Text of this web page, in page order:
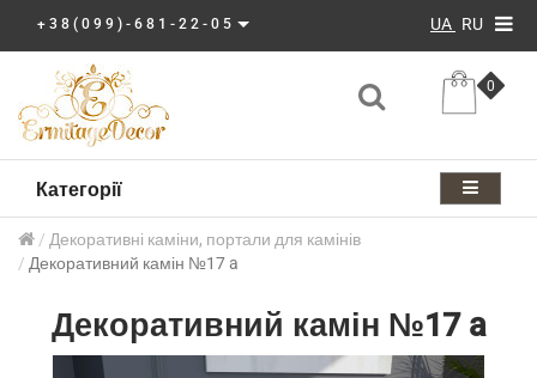
+38(099)-681-22-05 UA RU
0
Категорії
Декоративні каміни, портали для камінів
Декоративний камін №17 a
Декоративний камін №17 a